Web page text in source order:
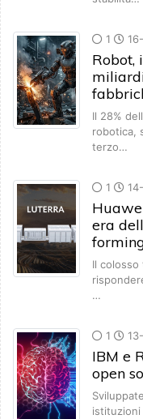
1
Robot,
Il 28%
robotica,
terzo…
1
era
Il
…
1
IBM e
open